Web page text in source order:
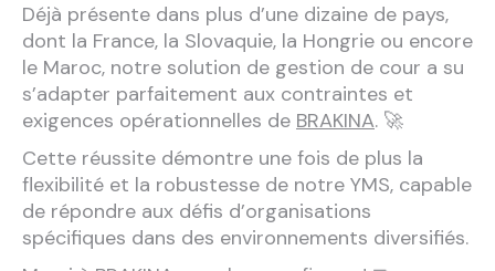
Déjà présente dans plus d’une dizaine de pays,
dont la France, la Slovaquie, la Hongrie ou encore
le Maroc, notre solution de gestion de cour a su
s’adapter parfaitement aux contraintes et
exigences opérationnelles de BRAKINA. 🚀
Cette réussite démontre une fois de plus la
flexibilité et la robustesse de notre YMS, capable
de répondre aux défis d’organisations
spécifiques dans des environnements diversifiés.